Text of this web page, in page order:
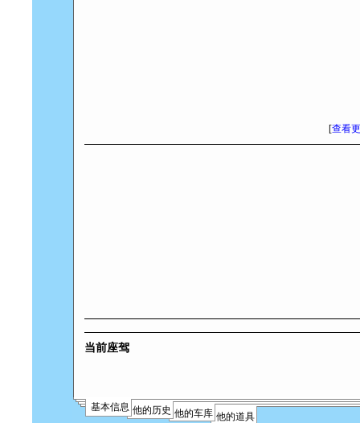
[查看
当前座驾
基本信息 他的历史 他的车库 他的道具